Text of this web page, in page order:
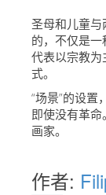
圣母和儿童
的，不仅是
代表以宗教为
式。
“场景”的设置
即使没有革
画家。
作者: